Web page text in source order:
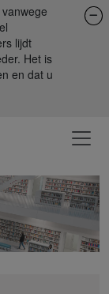
lijdt
Het is
en dat u